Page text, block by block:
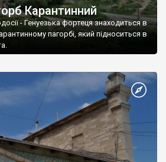
Карантинний
- Генуезька фортеця знаходиться в
пагорбі, який підноситься в